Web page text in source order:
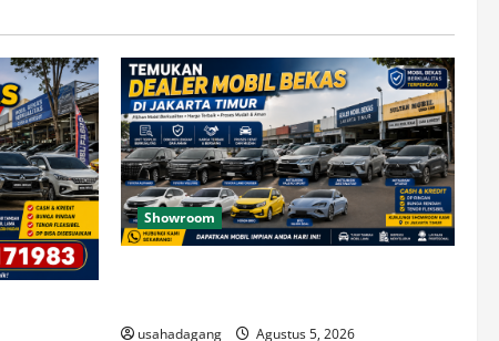
Showroom
usahadagang Agustus 5, 2026